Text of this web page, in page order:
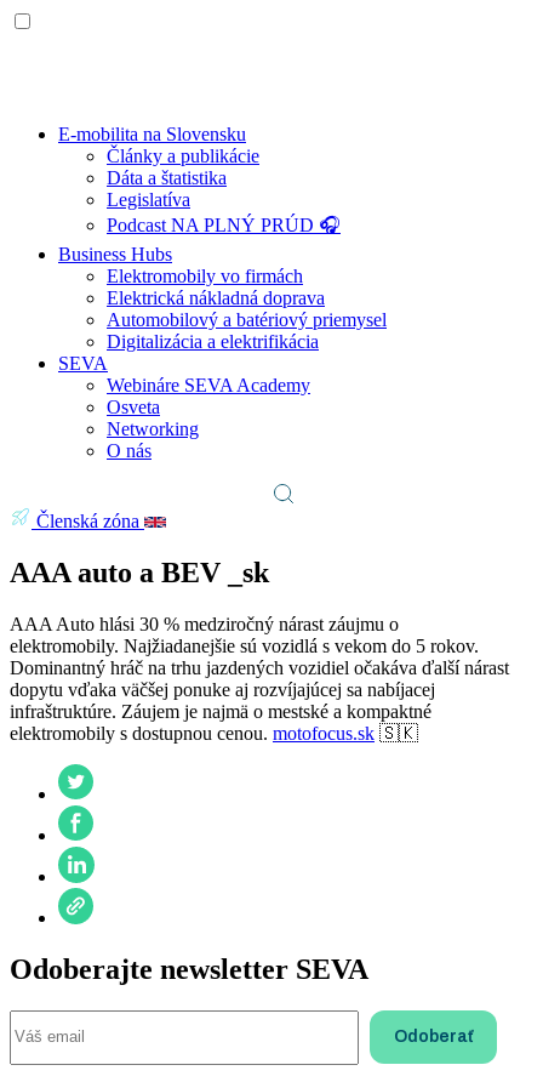
E-mobilita na Slovensku
Články a publikácie
Dáta a štatistika
Legislatíva
Podcast NA PLNÝ PRÚD 🎧
Business Hubs
Elektromobily vo firmách
Elektrická nákladná doprava
Automobilový a batériový priemysel
Digitalizácia a elektrifikácia
SEVA
Webináre SEVA Academy
Osveta
Networking
O nás
Členská zóna
AAA auto a BEV _sk
AAA Auto hlási 30 % medziročný nárast záujmu o
elektromobily. Najžiadanejšie sú vozidlá s vekom do 5 rokov.
Dominantný hráč na trhu jazdených vozidiel očakáva ďalší nárast
dopytu vďaka väčšej ponuke aj rozvíjajúcej sa nabíjacej
infraštruktúre. Záujem je najmä o mestské a kompaktné
elektromobily s dostupnou cenou. motofocus.sk 🇸🇰
Odoberajte newsletter SEVA